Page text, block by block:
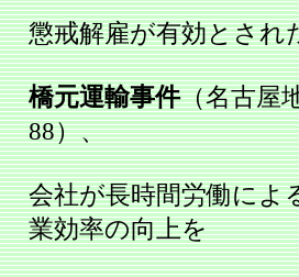
懲戒解雇が有効とされ
橋元運輸事件（名古屋
88）、
会社が長時間労働によ
業効率の向上を